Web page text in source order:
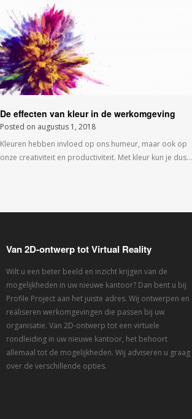
De effecten van kleur in de werkomgeving
Posted on augustus 1, 2018
Kleuren hebben invloed op ons humeur, maar ook op
onze creativiteit en productiviteit. Met kleur kun je dus…
Van 2D-ontwerp tot Virtual Reality
Wilt u een beter beeld en inzicht krijgen van de
mogelijkheden in uw nieuwe kantoor? Dan bent u bij
Profile Project aan het juiste adres. Wij ontwerpen en
realiseren werkomgevingen die passen bij uw
organisatie. Van 2D-ontwerp tot een virtuele
rondleiding in uw nieuwe kantoor, het behoort
allemaal tot de mogelijkheden. Wij adviseren u graag
over de verschillende opties.